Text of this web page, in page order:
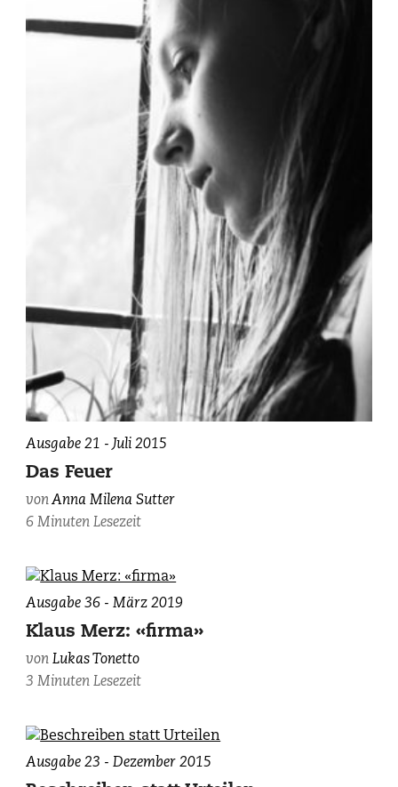
Ausgabe 21 - Juli 2015
Das Feuer
vonAnna Milena Sutter
6 Minuten Lesezeit
Ausgabe 36 - März 2019
Klaus Merz: «firma»
vonLukas Tonetto
3 Minuten Lesezeit
(c)
Ausgabe 23 - Dezember 2015